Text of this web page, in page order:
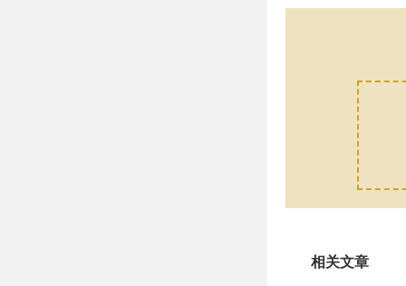
相关文章